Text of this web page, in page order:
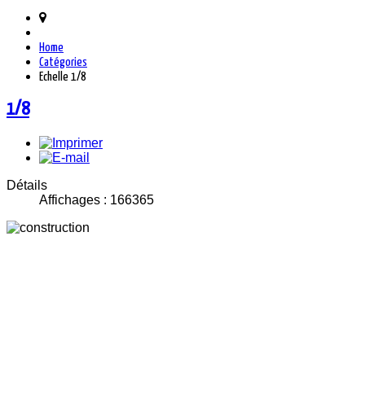
Home
Catégories
Echelle 1/8
1/8
Détails
Affichages : 166365